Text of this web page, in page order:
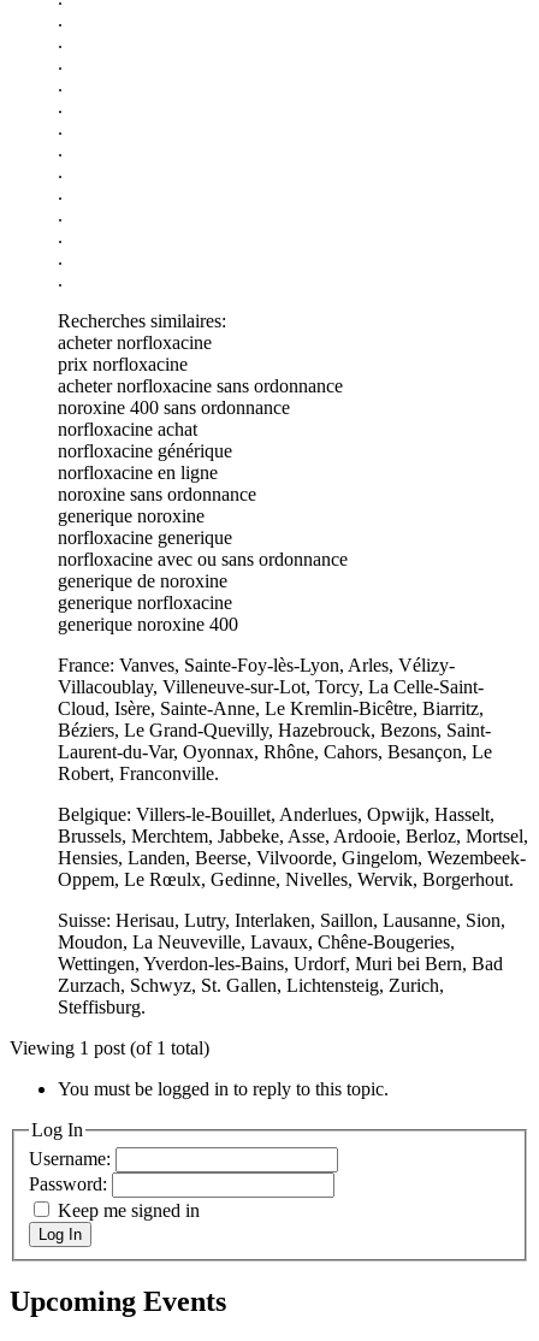
.
.
.
.
.
.
.
.
.
.
.
.
.
Recherches similaires:
acheter norfloxacine
prix norfloxacine
acheter norfloxacine sans ordonnance
noroxine 400 sans ordonnance
norfloxacine achat
norfloxacine générique
norfloxacine en ligne
noroxine sans ordonnance
generique noroxine
norfloxacine generique
norfloxacine avec ou sans ordonnance
generique de noroxine
generique norfloxacine
generique noroxine 400
France: Vanves, Sainte-Foy-lès-Lyon, Arles, Vélizy-
Villacoublay, Villeneuve-sur-Lot, Torcy, La Celle-Saint-
Cloud, Isère, Sainte-Anne, Le Kremlin-Bicêtre, Biarritz,
Béziers, Le Grand-Quevilly, Hazebrouck, Bezons, Saint-
Laurent-du-Var, Oyonnax, Rhône, Cahors, Besançon, Le
Robert, Franconville.
Belgique: Villers-le-Bouillet, Anderlues, Opwijk, Hasselt,
Brussels, Merchtem, Jabbeke, Asse, Ardooie, Berloz, Mortsel,
Hensies, Landen, Beerse, Vilvoorde, Gingelom, Wezembeek-
Oppem, Le Rœulx, Gedinne, Nivelles, Wervik, Borgerhout.
Suisse: Herisau, Lutry, Interlaken, Saillon, Lausanne, Sion,
Moudon, La Neuveville, Lavaux, Chêne-Bougeries,
Wettingen, Yverdon-les-Bains, Urdorf, Muri bei Bern, Bad
Zurzach, Schwyz, St. Gallen, Lichtensteig, Zurich,
Steffisburg.
Viewing 1 post (of 1 total)
You must be logged in to reply to this topic.
Log In
Username:
Password:
Keep me signed in
Log In
Upcoming Events